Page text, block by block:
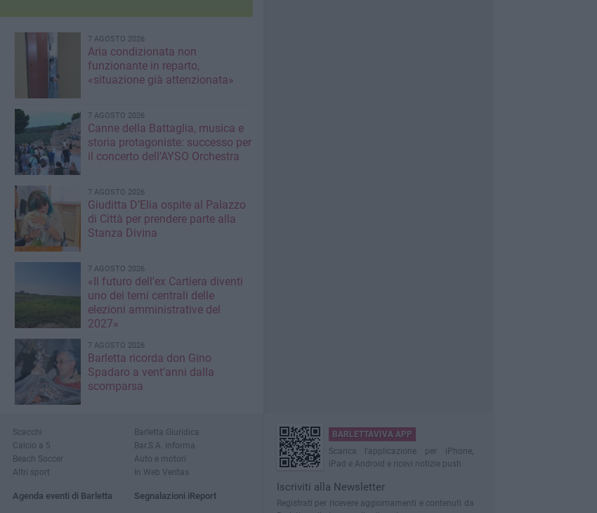
7 AGOSTO 2026
Aria condizionata non
funzionante in reparto,
«situazione già attenzionata»
7 AGOSTO 2026
Canne della Battaglia, musica e
storia protagoniste: successo per
il concerto dell’AYSO Orchestra
7 AGOSTO 2026
Giuditta D’Elia ospite al Palazzo
di Città per prendere parte alla
Stanza Divina
7 AGOSTO 2026
«Il futuro dell'ex Cartiera diventi
uno dei temi centrali delle
elezioni amministrative del
2027»
7 AGOSTO 2026
Barletta ricorda don Gino
Spadaro a vent’anni dalla
scomparsa
Scacchi
Calcio a 5
Beach Soccer
Altri sport
Agenda eventi di Barletta
Barletta Giuridica
Bar.S.A. informa
Auto e motori
In Web Veritas
Segnalazioni iReport
BARLETTAVIVA APP
Scarica l'applicazione per iPhone,
iPad e Android e ricevi notizie push
Iscriviti alla Newsletter
Registrati per ricevere aggiornamenti e contenuti da